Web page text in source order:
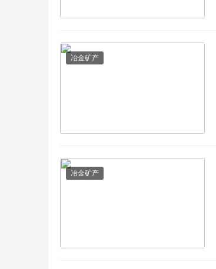
冶金矿产
冶金矿产